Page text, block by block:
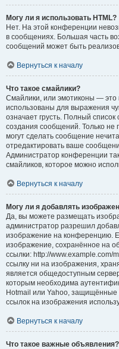
Могу ли я использовать HTML?
Нет. На этой конференции
в сообщениях. Большая часть
сообщений может быть
Вернуться к началу
Что такое смайлики?
Смайлики, или эмотиконы — это
использованы для выражения
означает грусть. Полный
создания сообщений. Только не
могут сделать сообщение
отредактировать ваше
Администратор конференции
смайликов, которое можно
Вернуться к началу
Могу ли я добавлять
Да, вы можете размещать
администратор разрешил
изображение на конференцию.
изображение, сохранённое на
ссылки: http://www.example.com/
ссылку ни на изображения,
является общедоступным
которым необходима
Hotmail или Yahoo, защищённые
ссылок на изображения
Вернуться к началу
Что такое важные объявления?